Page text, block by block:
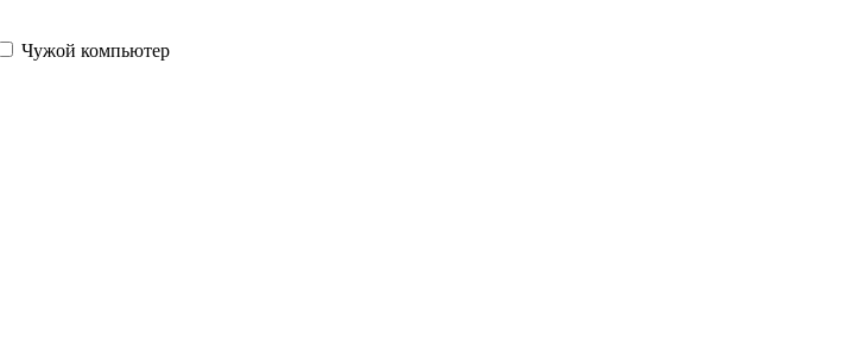
Чужой компьютер